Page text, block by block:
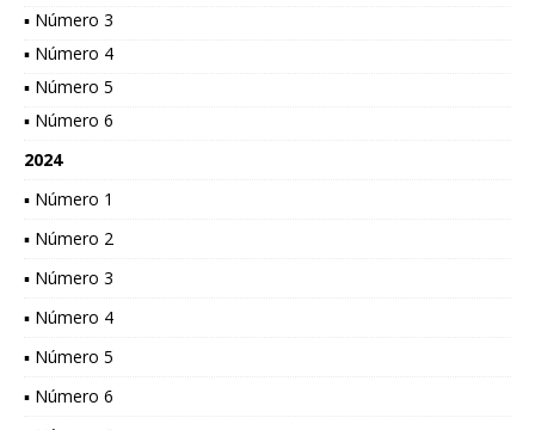
▪ Número 3
▪ Número 4
▪ Número 5
▪ Número 6
2024
▪ Número 1
▪ Número 2
▪ Número 3
▪ Número 4
▪ Número 5
▪ Número 6